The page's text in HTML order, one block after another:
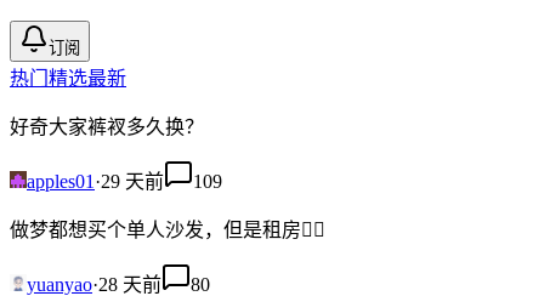
订阅
热门 精选最新
好奇大家裤衩多久换？
apples01 ·29 天前 109
做梦都想买个单人沙发，但是租房😮‍💨
yuanyao·28 天前 80